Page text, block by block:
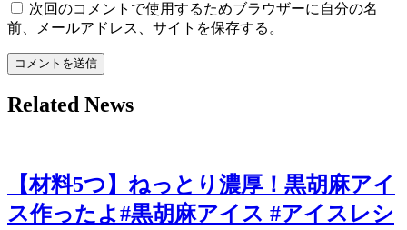
次回のコメントで使用するためブラウザーに自分の名
前、メールアドレス、サイトを保存する。
Related News
【材料5つ】ねっとり濃厚！黒胡麻アイ
ス作ったよ#黒胡麻アイス #アイスレシ